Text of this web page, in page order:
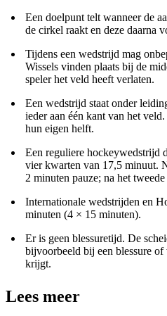
Een doelpunt telt wanneer de
de cirkel raakt en deze daarna
Tijdens een wedstrijd mag
Wissels vinden plaats bij de
speler het veld heeft verlaten.
Een wedstrijd staat onder
ieder aan één kant van het
hun eigen helft.
Een reguliere hockeywedstrijd
vier kwarten van 17,5 minuut.
2 minuten pauze; na het
Internationale wedstrijden en
minuten (4 × 15 minuten).
Er is geen blessuretijd. De
bijvoorbeeld bij een blessure of
krijgt.
Lees meer